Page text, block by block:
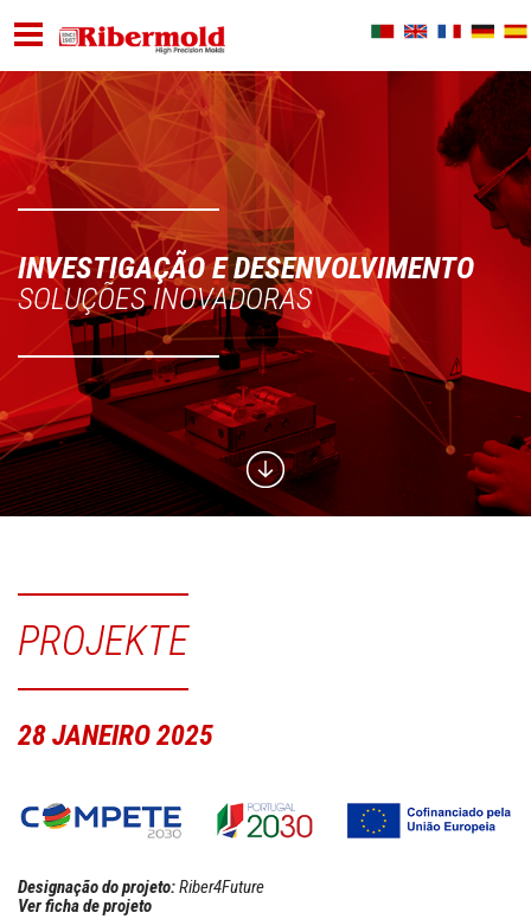
INVESTIGAÇÃO E DESENVOLVIMENTO
SOLUÇÕES INOVADORAS
PROJEKTE
28 JANEIRO 2025
Designação do projeto:Riber4Future
Ver ficha de projeto